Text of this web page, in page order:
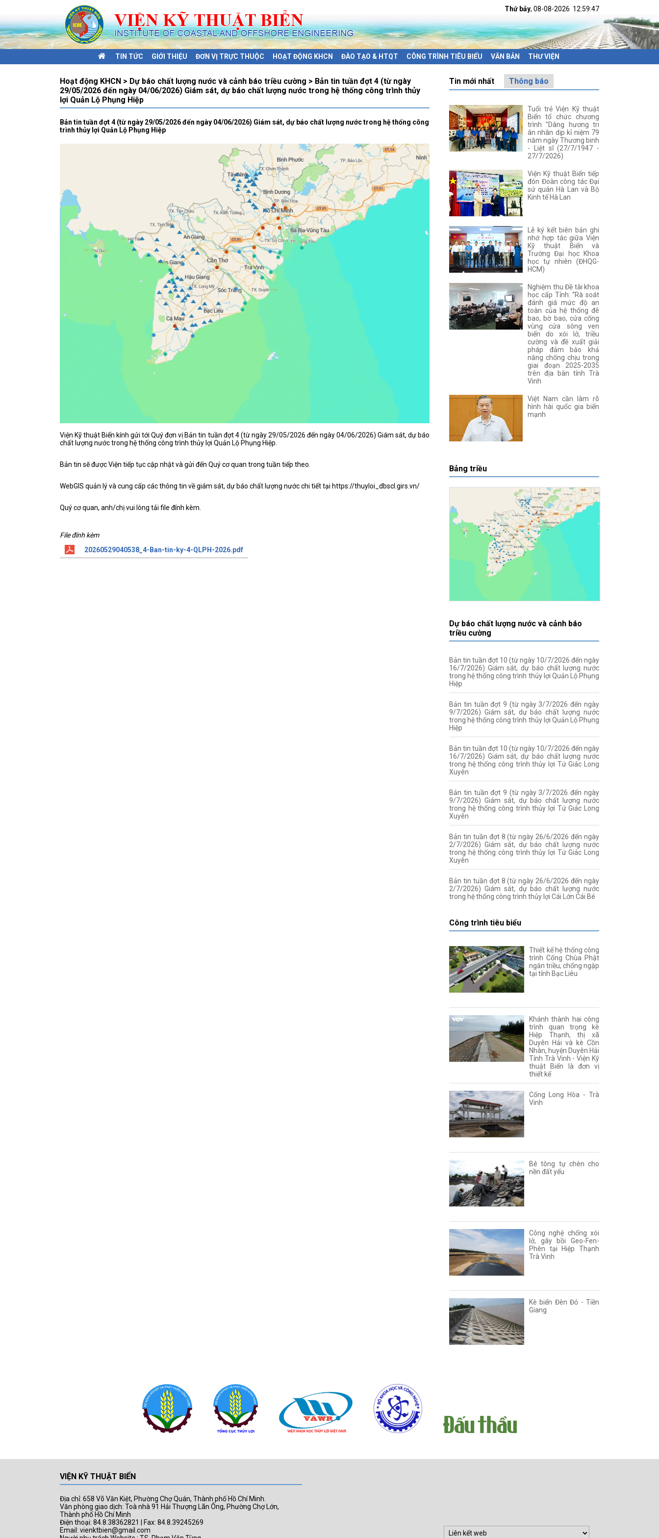
Thứ bảy, 08-08-2026 12:59:48
TIN TỨC GIỚI THIỆU ĐƠN VỊ TRỰC THUỘC HOẠT ĐỘNG KHCN ĐÀO TẠO & HTQT CÔNG TRÌNH TIÊU BIỂU VĂN BẢN THƯ VIỆN
Hoạt động KHCN > Dự báo chất lượng nước và cảnh báo triều cường > Bản tin tuần đợt 4 (từ ngày
29/05/2026 đến ngày 04/06/2026) Giám sát, dự báo chất lượng nước trong hệ thống công trình thủy
lợi Quản Lộ Phụng Hiệp
Bản tin tuần đợt 4 (từ ngày 29/05/2026 đến ngày 04/06/2026) Giám sát, dự báo chất lượng nước trong hệ thống công
trình thủy lợi Quản Lộ Phụng Hiệp
Viện Kỹ thuật Biển kính gửi tới Quý đơn vị Bản tin tuần đợt 4 (từ ngày 29/05/2026 đến ngày 04/06/2026) Giám sát, dự báo
chất lượng nước trong hệ thống công trình thủy lợi Quản Lộ Phụng Hiệp.
Bản tin sẽ được Viện tiếp tục cập nhật và gửi đến Quý cơ quan trong tuần tiếp theo.
WebGIS quản lý và cung cấp các thông tin về giám sát, dự báo chất lượng nước chi tiết tại https://thuyloi_dbscl.girs.vn/
Quý cơ quan, anh/chị vui lòng tải file đính kèm.
File đính kèm
20260529040538_4-Ban-tin-ky-4-QLPH-2026.pdf
Tin mới nhất Thông báo
Tuổi trẻ Viện Kỹ thuật
Biển tổ chức chương
trình "Dâng hương tri
ân nhân dịp kỉ niệm 79
năm ngày Thương binh
- Liệt sĩ (27/7/1947 -
27/7/2026)
Viện Kỹ thuật Biển tiếp
đón Đoàn công tác Đại
sứ quán Hà Lan và Bộ
Kinh tế Hà Lan
Lễ ký kết biên bản ghi
nhớ hợp tác giữa Viện
Kỹ thuật Biển và
Trường Đại học Khoa
học tự nhiên (ĐHQG-
HCM)
Nghiệm thu Đề tài khoa
học cấp Tỉnh: “Rà soát
đánh giá mức độ an
toàn của hệ thống đê
bao, bờ bao, cửa cống
vùng cửa sông ven
biển do xói lở, triều
cường và đề xuất giải
pháp đảm bảo khả
năng chống chịu trong
giai đoạn 2025-2035
trên địa bàn tỉnh Trà
Vinh
Việt Nam cần làm rõ
hình hài quốc gia biển
mạnh
Bảng triều
Dự báo chất lượng nước và cảnh báo
triều cường
Bản tin tuần đợt 10 (từ ngày 10/7/2026 đến ngày
16/7/2026) Giám sát, dự báo chất lượng nước
trong hệ thống công trình thủy lợi Quản Lộ Phụng
Hiệp
Bản tin tuần đợt 9 (từ ngày 3/7/2026 đến ngày
9/7/2026) Giám sát, dự báo chất lượng nước
trong hệ thống công trình thủy lợi Quản Lộ Phụng
Hiệp
Bản tin tuần đợt 10 (từ ngày 10/7/2026 đến ngày
16/7/2026) Giám sát, dự báo chất lượng nước
trong hệ thống công trình thủy lợi Tứ Giác Long
Xuyên
Bản tin tuần đợt 9 (từ ngày 3/7/2026 đến ngày
9/7/2026) Giám sát, dự báo chất lượng nước
trong hệ thống công trình thủy lợi Tứ Giác Long
Xuyên
Bản tin tuần đợt 8 (từ ngày 26/6/2026 đến ngày
2/7/2026) Giám sát, dự báo chất lượng nước
trong hệ thống công trình thủy lợi Tứ Giác Long
Xuyên
Bản tin tuần đợt 8 (từ ngày 26/6/2026 đến ngày
2/7/2026) Giám sát, dự báo chất lượng nước
trong hệ thống công trình thủy lợi Cái Lớn Cái Bé
Công trình tiêu biểu
Thiết kế hệ thống công
trình Cống Chùa Phật
ngăn triều, chống ngập
tại tỉnh Bạc Liêu
Khánh thành hai công
trình quan trọng kè
Hiệp Thạnh, thị xã
Duyên Hải và kè Cồn
Nhàn, huyện Duyên Hải
Tỉnh Trà Vinh - Viện Kỹ
thuật Biển là đơn vị
thiết kế
Cống Long Hòa - Trà
Vinh
Bê tông tự chèn cho
nền đất yếu
Công nghệ chống xói
lở, gây bồi Geo-Fen-
Phên tại Hiệp Thạnh
Trà Vinh
Kè biển Đèn Đỏ - Tiền
Giang
VIỆN KỸ THUẬT BIỂN
Địa chỉ: 658 Võ Văn Kiệt, Phường Chợ Quán, Thành phố Hồ Chí Minh.
Văn phòng giao dịch: Toà nhà 91 Hải Thượng Lãn Ông, Phường Chợ Lớn,
Thành phố Hồ Chí Minh
Điện thoại: 84.8.38362821 | Fax: 84.8.39245269
Email: vienktbien@gmail.com